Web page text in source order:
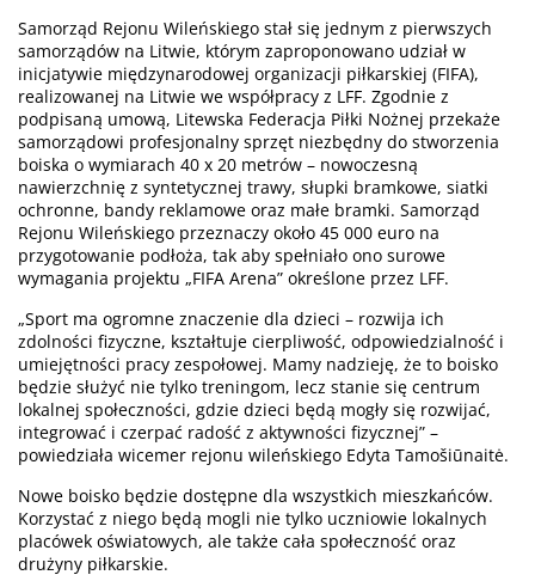
Samorząd Rejonu Wileńskiego stał się jednym z pierwszych
samorządów na Litwie, którym zaproponowano udział w
inicjatywie międzynarodowej organizacji piłkarskiej (FIFA),
realizowanej na Litwie we współpracy z LFF. Zgodnie z
podpisaną umową, Litewska Federacja Piłki Nożnej przekaże
samorządowi profesjonalny sprzęt niezbędny do stworzenia
boiska o wymiarach 40 x 20 metrów – nowoczesną
nawierzchnię z syntetycznej trawy, słupki bramkowe, siatki
ochronne, bandy reklamowe oraz małe bramki. Samorząd
Rejonu Wileńskiego przeznaczy około 45 000 euro na
przygotowanie podłoża, tak aby spełniało ono surowe
wymagania projektu „FIFA Arena” określone przez LFF.
„Sport ma ogromne znaczenie dla dzieci – rozwija ich
zdolności fizyczne, kształtuje cierpliwość, odpowiedzialność i
umiejętności pracy zespołowej. Mamy nadzieję, że to boisko
będzie służyć nie tylko treningom, lecz stanie się centrum
lokalnej społeczności, gdzie dzieci będą mogły się rozwijać,
integrować i czerpać radość z aktywności fizycznej” –
powiedziała wicemer rejonu wileńskiego Edyta Tamošiūnaitė.
Nowe boisko będzie dostępne dla wszystkich mieszkańców.
Korzystać z niego będą mogli nie tylko uczniowie lokalnych
placówek oświatowych, ale także cała społeczność oraz
drużyny piłkarskie.